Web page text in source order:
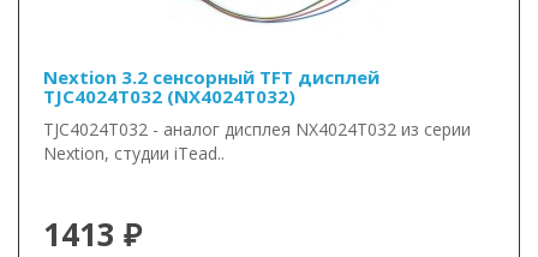
Nextion 3.2 сенсорный TFT дисплей
TJC4024T032 (NX4024T032)
TJC4024T032 - аналог дисплея NX4024T032 из серии
Nextion, студии iTead..
1413 ₽